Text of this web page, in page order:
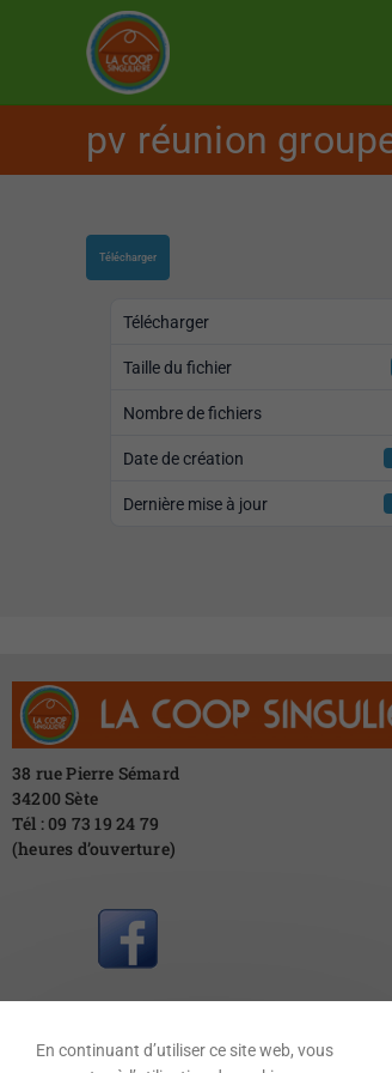
pv réunion
Télécharger
Télécharger
Taille du fichier
Nombre de fichiers
Date de création
Dernière mise à jour
38 rue Pierre Sémard
34200 Sète
Tél : 09 73 19 24 79
(heures d’ouverture)
En continuant d’utiliser ce site web, vous